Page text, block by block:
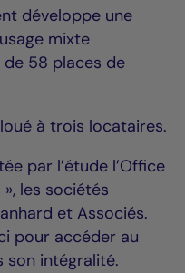
développe une
mixte
58 places de
à trois locataires.
par l’étude l’Office
les sociétés
et Associés.
pour accéder au
son intégralité.